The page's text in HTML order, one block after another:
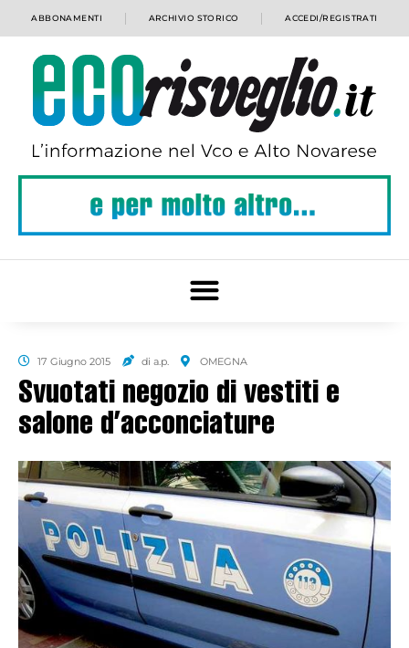
ABBONAMENTI ARCHIVIO STORICO ACCEDI/REGISTRATI
17 Giugno 2015 di a.p. OMEGNA
Svuotati negozio di vestiti e
salone d’acconciature